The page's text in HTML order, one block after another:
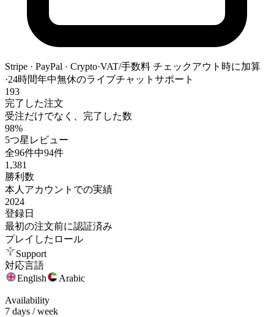
Stripe · PayPal · Crypto·VAT/手数料 チェックアウト時に加算
·24時間年中無休のライブチャットサポート
193
完了した注文
受注だけでなく、完了した数
98%
5つ星レビュー
全96件中94件
1,381
勝利数
本人アカウントでの実績
2024
登録日
最初の注文前に認証済み
プレイしたロール
Support
対応言語
English
Arabic
Availability
7 days / week